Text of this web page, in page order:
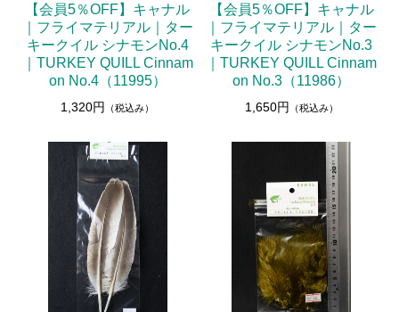
【会員5％OFF】キャナル
｜フライマテリアル｜ター
キークイル シナモンNo.4
｜TURKEY QUILL Cinnam
on No.4（11995）
1,320円 （税込み）
【会員5％OFF】キャナル
｜フライマテリアル｜ター
キークイル シナモンNo.3
｜TURKEY QUILL Cinnam
on No.3（11986）
1,650円 （税込み）